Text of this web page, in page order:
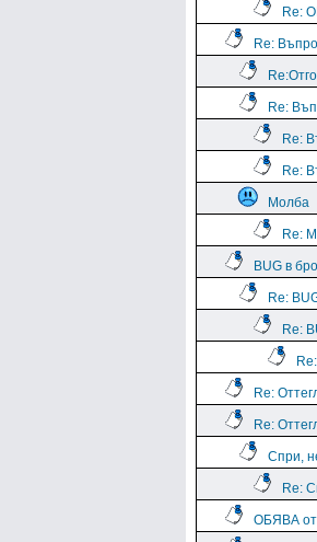
Re:
Re:
Re:
Re:
Re:
Молба
Re:
BUG в
Re:
Re:
Re:
Re:
Спри,
Re:
ОБЯВА